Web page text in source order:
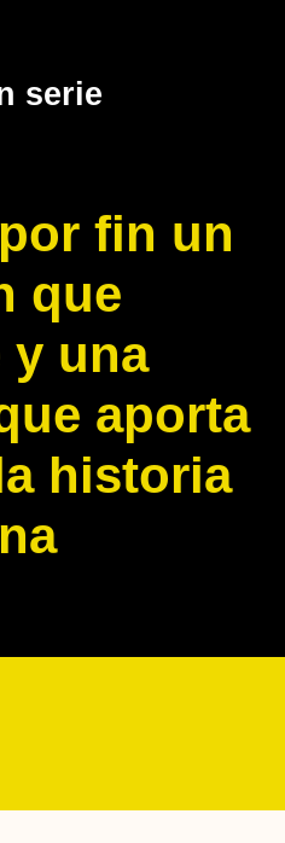
serie
por fin un
que
y una
aporta
historia